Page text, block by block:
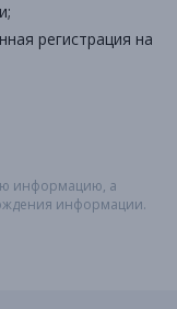
регистрация на
информацию, а
информации.